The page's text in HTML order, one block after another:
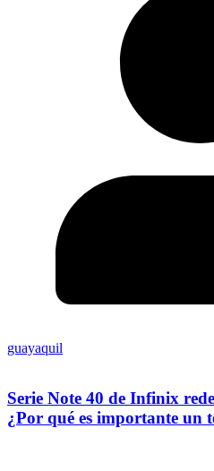
guayaquil
Serie Note 40 de Infinix
¿Por qué es importante un